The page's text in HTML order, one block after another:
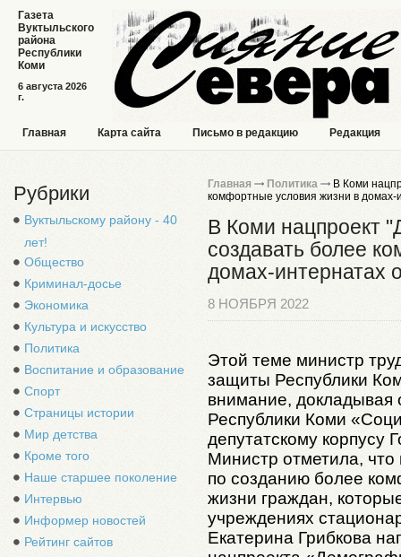
6 августа 2026
г.
Газета
Вуктыльского
района
Республики
Коми
Главная Карта сайта Письмо в редакцию Редакция
Рубрики
Вуктыльскому району - 40
лет!
Общество
Криминал-досье
Экономика
Культура и искусство
Политика
Воспитание и образование
Спорт
Страницы истории
Мир детства
Кроме того
Наше старшее поколение
Интервью
Информер новостей
Рейтинг сайтов
Главная Политика
В Коми
комфортные условия жизни в
В Коми нацпроект
создавать более
домах-интернатах
8 НОЯБРЯ 2022
Этой теме министр
защиты Республики
внимание, докладывая
Республики Коми
депутатскому корпусу
Министр отметила, что
по созданию более
жизни граждан,
учреждениях
Екатерина Грибкова